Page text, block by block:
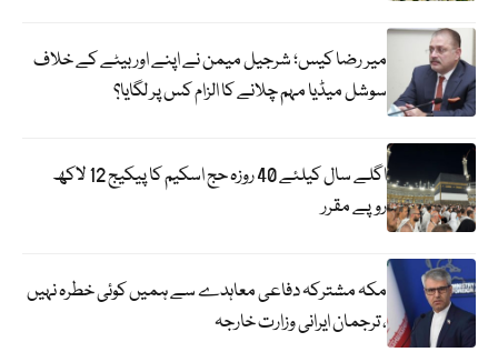
میر رضا کیس؛ شرجیل میمن نے اپنے اور بیٹے کے خلاف
سوشل میڈیا مہم چلانے کا الزام کس پر لگایا؟
اگلے سال کیلئے 40 روزہ حج اسکیم کا پیکیج 12 لاکھ
روپے مقرر
مکہ مشترکہ دفاعی معاہدے سے ہمیں کوئی خطرہ نہیں
، ترجمان ایرانی وزارت خارجہ